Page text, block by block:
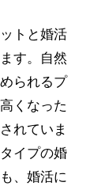
トと婚活
す。自然
られるプ
くなった
れていま
イプの婚
、婚活に